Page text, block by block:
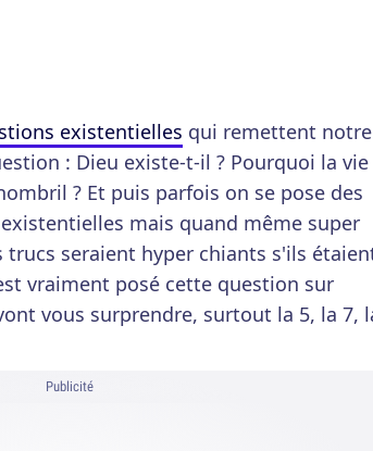
existentielles qui remettent notre
: Dieu existe-t-il ? Pourquoi la vie
? Et puis parfois on se pose des
mais quand même super
trucs seraient hyper chiants s'ils
vraiment posé cette question sur
vous surprendre, surtout la 5, la 7,
Publicité